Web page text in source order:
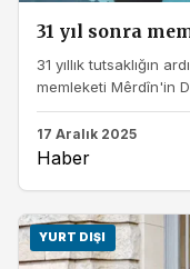
31 yıl sonra
31 yıllık tutsaklığın
memleketi Mêrdîn'in
17 Aralık 2025
Haber
YURT DIŞI